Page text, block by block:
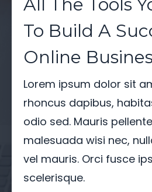
To Build A
Online
Lorem ipsum dolor sit
rhoncus dapibus,
odio sed. Mauris
malesuada wisi nec,
vel mauris. Orci fusce
scelerisque.